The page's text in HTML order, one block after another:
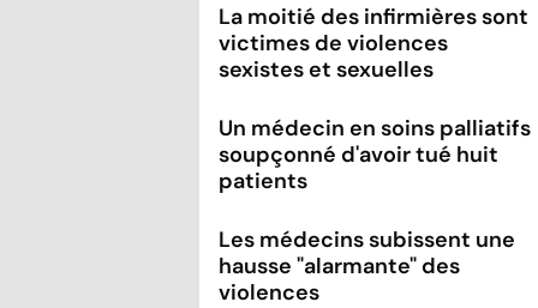
La moitié des infirmières sont
victimes de violences
sexistes et sexuelles
Un médecin en soins palliatifs
soupçonné d'avoir tué huit
patients
Les médecins subissent une
hausse "alarmante" des
violences